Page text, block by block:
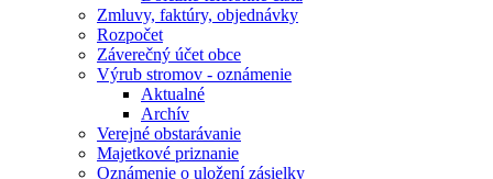
Zmluvy, faktúry, objednávky
Rozpočet
Záverečný účet obce
Výrub stromov - oznámenie
Aktualné
Archív
Verejné obstarávanie
Majetkové priznanie
Oznámenie o uložení zásielky